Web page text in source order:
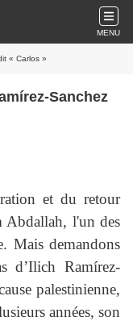
MENU
« Carlos »
Sanchez
et du retour
Abdallah, l'un des
Mais demandons
d’Ilich Ramírez-
palestinienne,
années, son